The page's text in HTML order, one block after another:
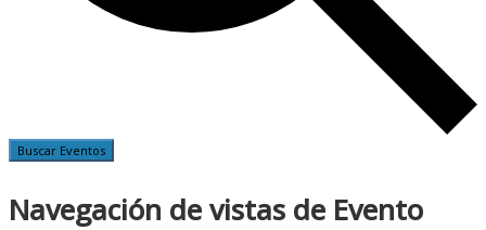
Buscar Eventos
Navegación de vistas de Evento